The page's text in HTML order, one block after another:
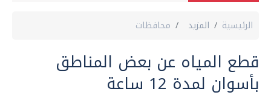
الرئيسية المزيد محافظات
قطع المياه عن بعض المناطق
بأسوان لمدة 12 ساعة